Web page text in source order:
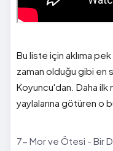
Bu liste için aklıma
zaman olduğu gibi en
Koyuncu'dan. Daha ilk
yaylalarına götüren o
7- Mor ve Ötesi - Bir